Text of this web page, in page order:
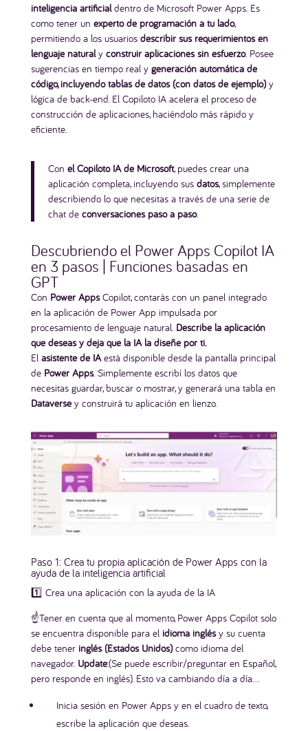
inteligencia artificialdentro de Microsoft Power Apps. Es
como tener un experto de programación a tu lado,
permitiendo a los usuarios describir sus requerimientos en
lenguaje naturaly construir aplicaciones sin esfuerzo. Posee
sugerencias en tiempo real y generación automática de
código, incluyendo tablas de datos (con datos de ejemplo)y
lógica de back-end. El Copiloto IA acelera el proceso de
construcción de aplicaciones, haciéndolo más rápido y
eficiente.
Con el Copiloto IA de Microsoft, puedes crear una
aplicación completa, incluyendo sus datos, simplemente
describiendo lo que necesitas a través de una serie de
chat de conversaciones paso a paso.
Descubriendo el Power Apps Copilot IA
en 3 pasos | Funciones basadas en
GPT
Con Power Apps Copilot, contarás con un panel integrado
en la aplicación de Power App impulsada por
procesamiento de lenguaje natural. Describe la aplicación
que deseas y deja que la IA la diseñe por ti.
El asistente de IAestá disponible desde la pantalla principal
de Power Apps. Simplemente escribí los datos que
necesitas guardar, buscar o mostrar, y generará una tabla en
Dataversey construirá tu aplicación en lienzo.
Paso 1: Crea tu propia aplicación de Power Apps con la
ayuda de la inteligencia artificial
1️⃣ Crea una aplicación con la ayuda de la IA
☝️Tener en cuenta que al momento, Power Apps Copilot solo
se encuentra disponible para el idioma inglésy su cuenta
debe tener inglés (Estados Unidos)como idioma del
navegador. Update:(Se puede escribir/preguntar en Español,
pero responde en inglés). Esto va cambiando día a día…
Inicia sesión en Power Apps y en el cuadro de texto,
escribe la aplicación que deseas.